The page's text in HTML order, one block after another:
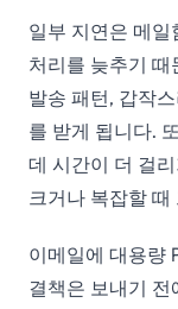
일부 지연은 메
처리를 늦추기
발송 패턴, 갑작
를 받게 됩니다.
데 시간이 더 걸
크거나 복잡할 때
이메일에 대용량
결책은 보내기 전